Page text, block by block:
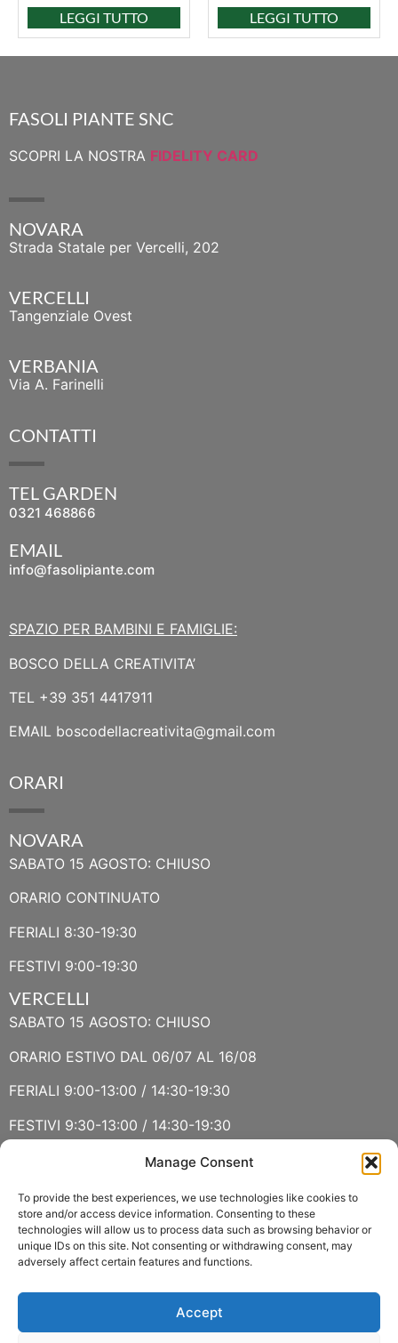
Manage Consent
To provide the best experiences, we use technologies like cookies to
store and/or access device information. Consenting to these
technologies will allow us to process data such as browsing behavior or
unique IDs on this site. Not consenting or withdrawing consent, may
adversely affect certain features and functions.
Accept
LEGGI TUTTO LEGGI TUTTO
FASOLI PIANTE SNC
SCOPRI LA NOSTRA FIDELITY CARD
NOVARA
Strada Statale per Vercelli, 202
VERCELLI
Tangenziale Ovest
VERBANIA
Via A. Farinelli
CONTATTI
TEL GARDEN
0321 468866
EMAIL
info@fasolipiante.com
SPAZIO PER BAMBINI E FAMIGLIE:
BOSCO DELLA CREATIVITA’
TEL +39 351 4417911
EMAIL boscodellacreativita@gmail.com
ORARI
NOVARA
SABATO 15 AGOSTO: CHIUSO
ORARIO CONTINUATO
FERIALI 8:30-19:30
FESTIVI 9:00-19:30
VERCELLI
SABATO 15 AGOSTO: CHIUSO
ORARIO ESTIVO DAL 06/07 AL 16/08
FERIALI 9:00-13:00 / 14:30-19:30
FESTIVI 9:30-13:00 / 14:30-19:30
SABATO 15 AGOSTO E DOMENICA 16 AGOSTO: CHIUSO
ORARIO ESTIVO LUGLIO E AGOSTO
FERIALI 8:30-13:00 / 15:00-19:00
FESTIVI 8:30-12:30